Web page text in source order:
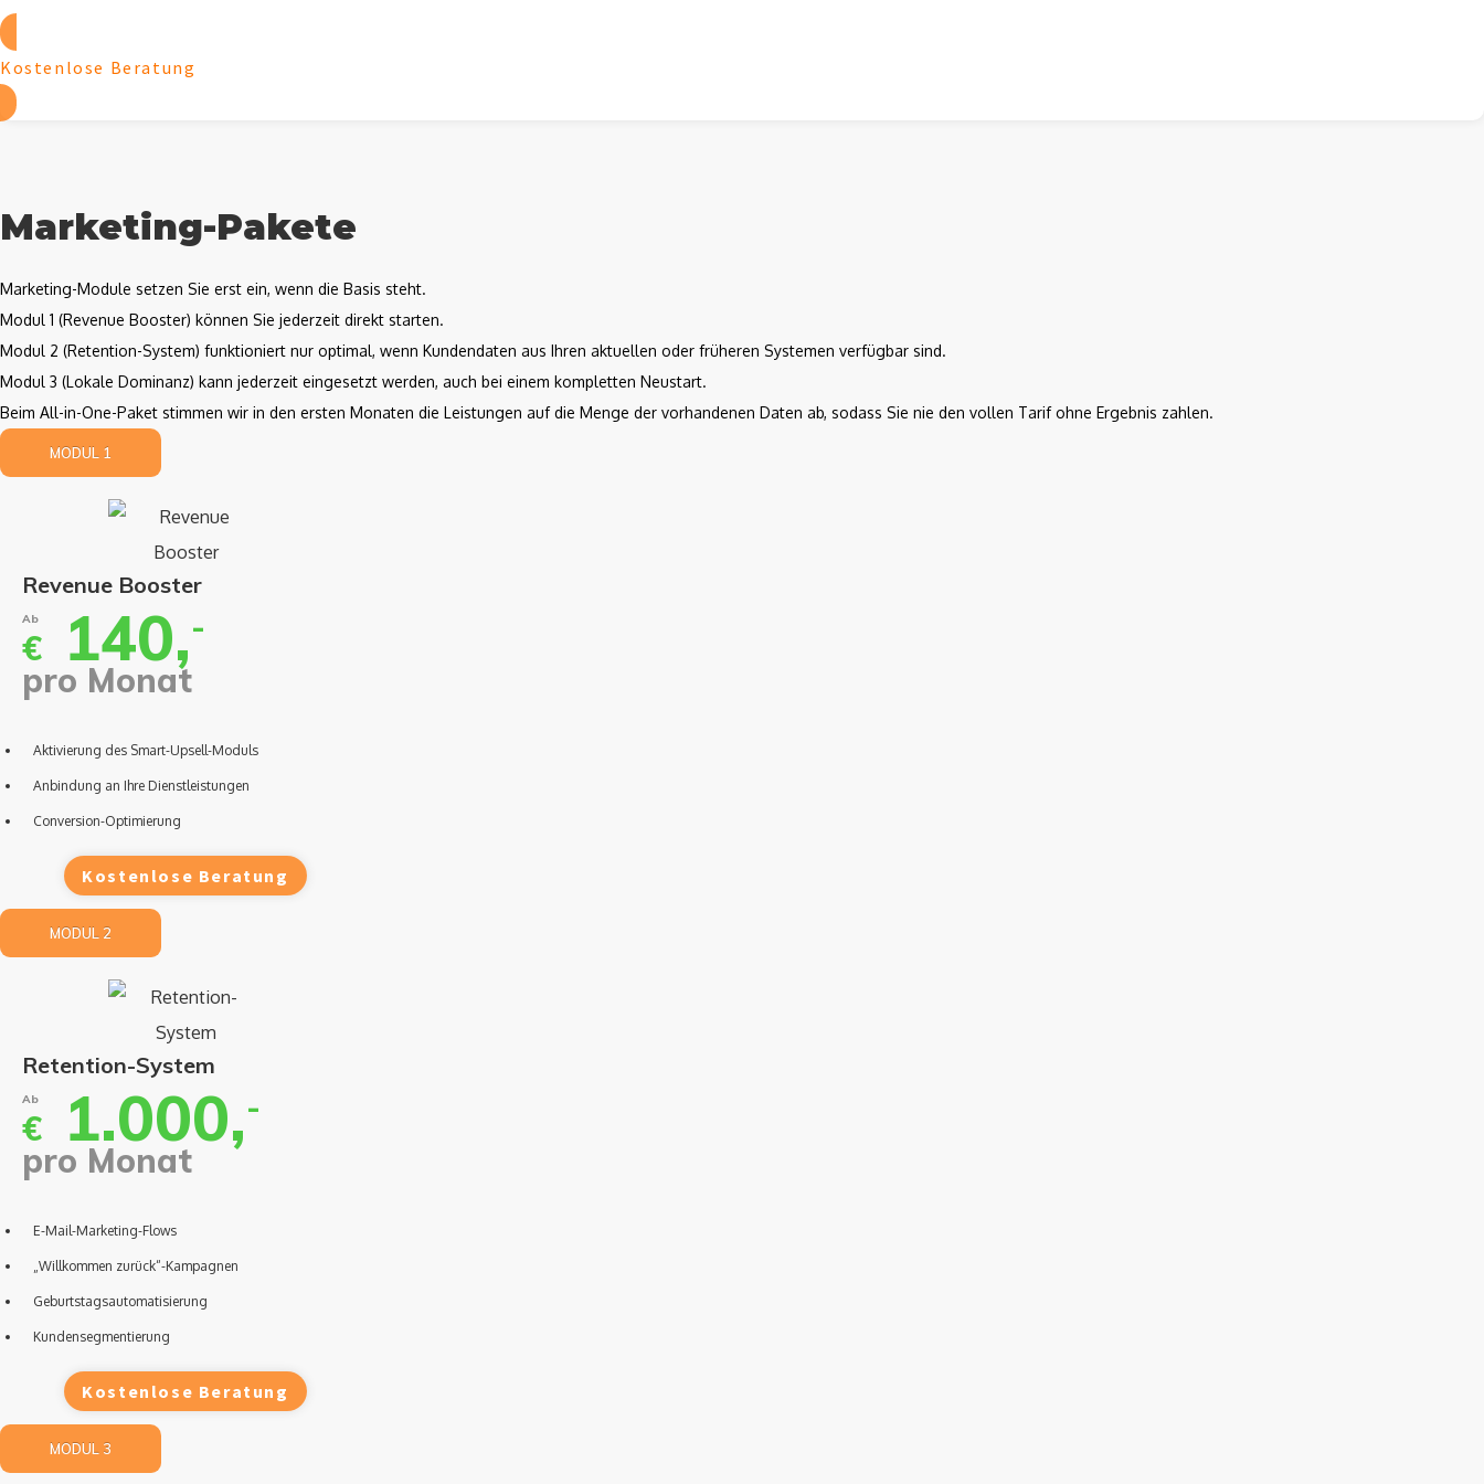
Kostenlose Beratung
Marketing-Pakete
Marketing-Module setzen Sie erst ein, wenn die Basis steht.
Modul 1 (Revenue Booster) können Sie jederzeit direkt starten.
Modul 2 (Retention-System) funktioniert nur optimal, wenn Kundendaten aus Ihren aktuellen oder früheren Systemen verfügbar sind.
Modul 3 (Lokale Dominanz) kann jederzeit eingesetzt werden, auch bei einem kompletten Neustart.
Beim All-in-One-Paket stimmen wir in den ersten Monaten die Leistungen auf die Menge der vorhandenen Daten ab, sodass Sie nie den vollen Tarif ohne Ergebnis zahlen.
MODUL 1
Revenue Booster
€ 140,-
Ab
pro Monat
Aktivierung des Smart-Upsell-Moduls
Anbindung an Ihre Dienstleistungen
Conversion-Optimierung
Kostenlose Beratung
MODUL 2
Retention-System
€ 1.000,-
Ab
pro Monat
E-Mail-Marketing-Flows
„Willkommen zurück“-Kampagnen
Geburtstagsautomatisierung
Kundensegmentierung
Kostenlose Beratung
MODUL 3